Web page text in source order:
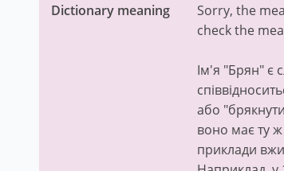
Dictionary meaning
Sorry, the
check the
Ім'я "Брян" є
або
воно має ту
приклади